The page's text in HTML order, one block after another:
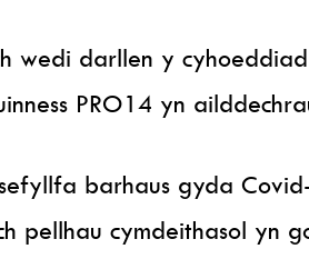
wedi darllen y
PRO14 yn
barhaus gyda
pellhau cymdeithasol yn